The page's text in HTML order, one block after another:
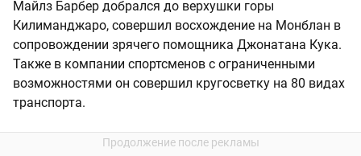
Майлз Барбер добрался до верхушки горы
Килиманджаро, совершил восхождение на Монблан в
сопровождении зрячего помощника Джонатана Кука.
Также в компании спортсменов с ограниченными
возможностями он совершил кругосветку на 80 видах
транспорта.